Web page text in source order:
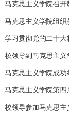
马克思主义学院召开
马克思主义学院组织
校领导到马克思主义
马克思主义学院成功
马克思主义学院第四
校领导参加马克思主